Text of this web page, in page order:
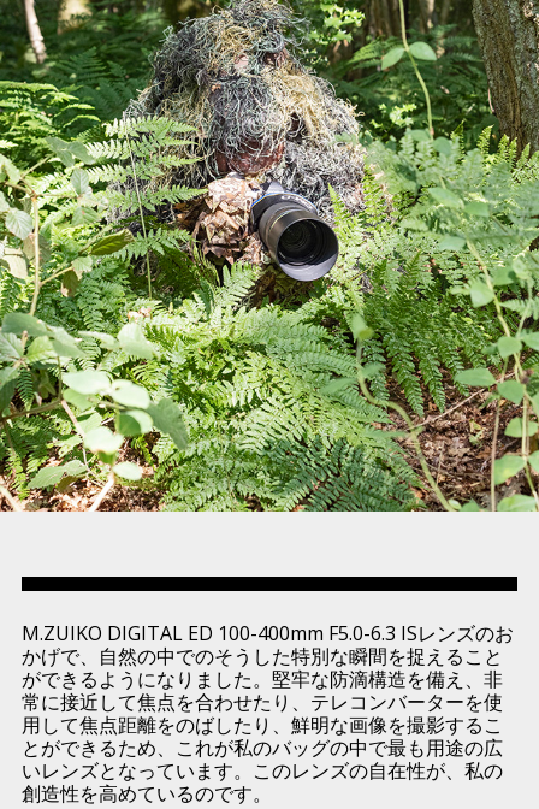
M.ZUIKO DIGITAL ED 100-400mm F5.0-6.3 ISレンズのお
かげで、自然の中でのそうした特別な瞬間を捉えること
ができるようになりました。堅牢な防滴構造を備え、非
常に接近して焦点を合わせたり、テレコンバーターを使
用して焦点距離をのばしたり、鮮明な画像を撮影するこ
とができるため、これが私のバッグの中で最も用途の広
いレンズとなっています。このレンズの自在性が、私の
創造性を高めているのです。